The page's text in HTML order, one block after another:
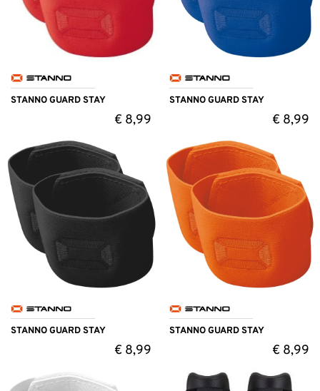
STANNO GUARD STAY
€8,99
STANNO GUARD STAY
€ 8,99
STANNO GUARD STAY
€8,99
STANNO GUARD STAY
€ 8,99